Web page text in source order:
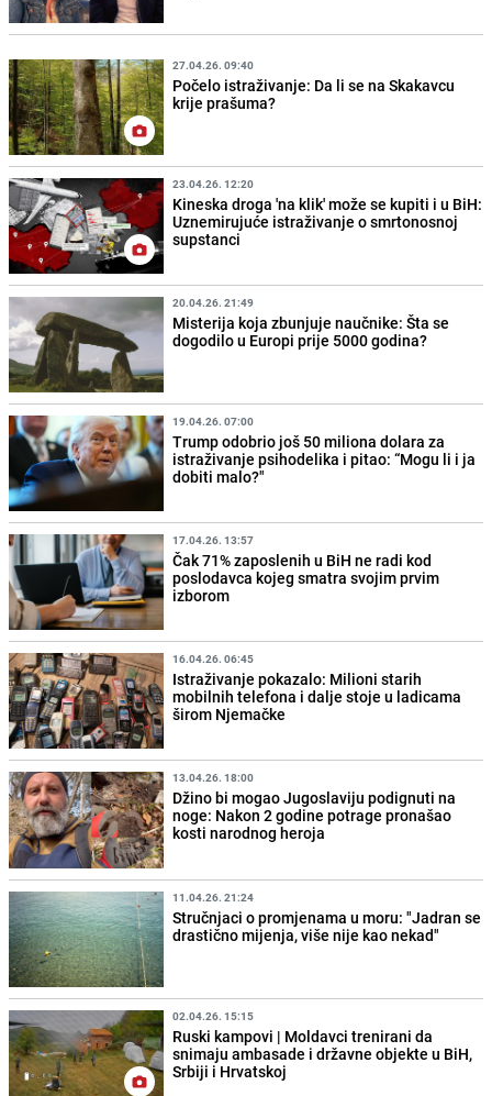
27.04.26. 09:40
Počelo istraživanje: Da li se na Skakavcu
krije prašuma?
23.04.26. 12:20
Kineska droga 'na klik' može se kupiti i u BiH:
Uznemirujuće istraživanje o smrtonosnoj
supstanci
20.04.26. 21:49
Misterija koja zbunjuje naučnike: Šta se
dogodilo u Europi prije 5000 godina?
19.04.26. 07:00
Trump odobrio još 50 miliona dolara za
istraživanje psihodelika i pitao: “Mogu li i ja
dobiti malo?"
17.04.26. 13:57
Čak 71% zaposlenih u BiH ne radi kod
poslodavca kojeg smatra svojim prvim
izborom
16.04.26. 06:45
Istraživanje pokazalo: Milioni starih
mobilnih telefona i dalje stoje u ladicama
širom Njemačke
13.04.26. 18:00
Džino bi mogao Jugoslaviju podignuti na
noge: Nakon 2 godine potrage pronašao
kosti narodnog heroja
11.04.26. 21:24
Stručnjaci o promjenama u moru: "Jadran se
drastično mijenja, više nije kao nekad"
02.04.26. 15:15
Ruski kampovi | Moldavci trenirani da
snimaju ambasade i državne objekte u BiH,
Srbiji i Hrvatskoj